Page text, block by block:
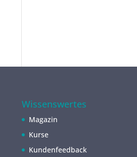
Wissenswertes
Magazin
Kurse
Kundenfeedback